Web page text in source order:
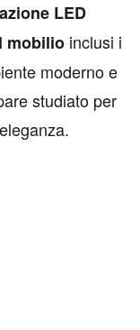
LED
mobilio inclusi i
moderno e
studiato per